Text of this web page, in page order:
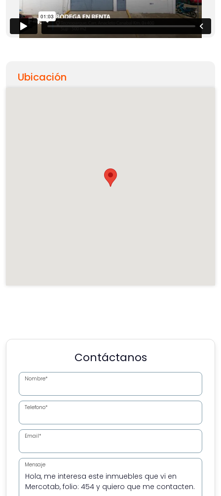
Ubicación
Contáctanos
Nombre*
Telefono*
Email*
Mensaje